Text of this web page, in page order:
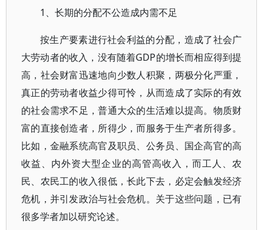
1、长期的分配不公造成内需不足
按生产要素进行社会利益的分配，造成了社会广
大劳动者的收入，没有随着GDP的增长而相应得到提
高，社会财富迅速地向少数人积聚，两极分化严重，
真正的劳动者收益少得可怜，从而造成了实际的有效
的社会需求不足，普通大众的生活难以提高。物质财
富的直接创造者，所得少，而服务于生产者所得多。
比如，金融系统高官及职员、公务员、国企高官的高
收益、内外资大型企业的高管高收入，而工人、农
民、农民工的收入很低，长此下去，必定会触发经济
危机，并引发政治与社会危机。关于这些问题，已有
很多学者加以研究论述。